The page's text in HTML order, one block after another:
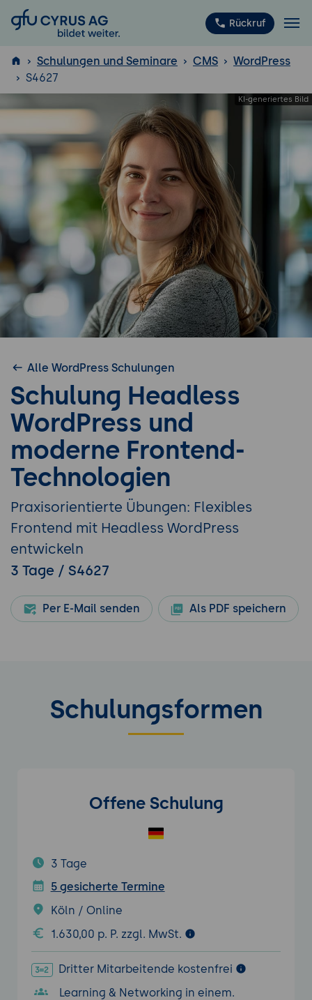
GFU Cyrus AG Rückruf
ISTQB ®
Schulungen und Seminare CMS
WordPress
S4627
Alle WordPress Schulungen
Schulung Headless
WordPress und
moderne Frontend-
Technologien
Praxisorientierte Übungen: Flexibles
Frontend mit Headless WordPress
entwickeln
3 Tage / S4627
Per E-Mail senden Als PDF speichern
Schulungsformen
Offene Schulung
3 Tage
5 gesicherte Termine
Köln / Online
1.630,00 p. P. zzgl. MwSt.
Dritter Mitarbeitende kostenfrei
Learning & Networking in einem.